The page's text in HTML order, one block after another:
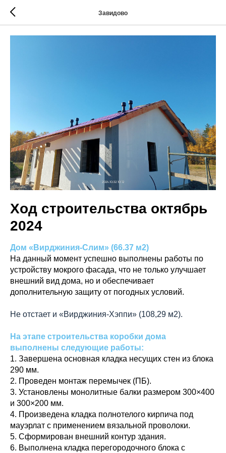
Завидово
Ход строительства октябрь
2024
Дом «Вирджиния-Слим» (66.37 м2)
На данный момент успешно выполнены работы по
устройству мокрого фасада, что не только улучшает
внешний вид дома, но и обеспечивает
дополнительную защиту от погодных условий.
Не отстает и «Вирджиния-Хэппи» (108,29 м2).
На этапе строительства коробки дома
выполнены следующие работы:
1. Завершена основная кладка несущих стен из блока
290 мм.
2. Проведен монтаж перемычек (ПБ).
3. Установлены монолитные балки размером 300×400
и 300×200 мм.
4. Произведена кладка полнотелого кирпича под
мауэрлат с применением вязальной проволоки.
5. Сформирован внешний контур здания.
6. Выполнена кладка перегородочного блока с